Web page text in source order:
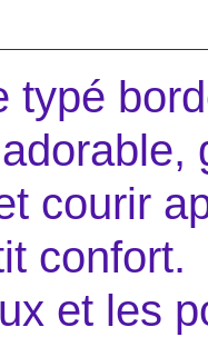
typé
courir
confort.
et les